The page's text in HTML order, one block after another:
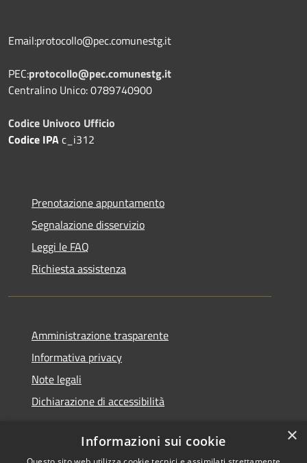
Email:protocollo@pec.comunestg.it
PEC:protocollo@pec.comunestg.it
Centralino Unico: 0789740900
Codice Univoco Ufficio
Codice IPAc_i312
Prenotazione appuntamento
Segnalazione disservizio
Leggi le FAQ
Richiesta assistenza
Amministrazione trasparente
Informativa privacy
Note legali
Dichiarazione di accessibilità
×
Informazioni sui cookie